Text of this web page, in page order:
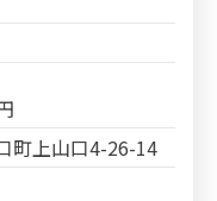
町上山口4-26-14